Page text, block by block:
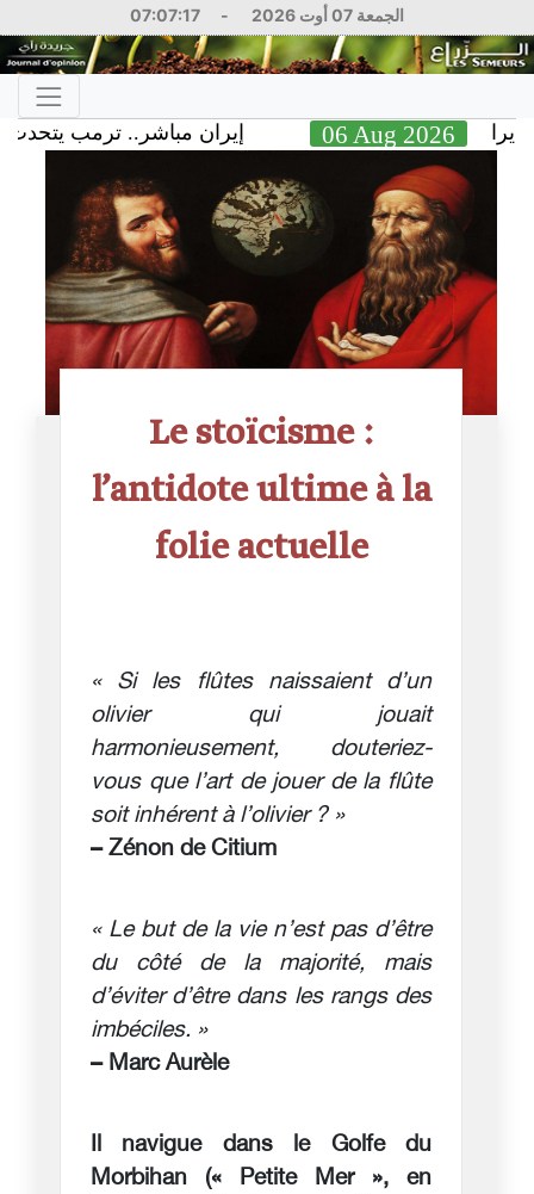
الجمعة 07 أوت 2026 -
07:07:18
إيران مباشر.. ترمب يتحدث عن 06 Aug
Le stoïcisme :
l’antidote ultime à la
folie actuelle
« Si les flûtes naissaient d’un
olivier qui jouait
harmonieusement, douteriez-
vous que l’art de jouer de la flûte
soit inhérent à l’olivier ? »
– Zénon de Citium
« Le but de la vie n’est pas d’être
du côté de la majorité, mais
d’éviter d’être dans les rangs des
imbéciles. »
– Marc Aurèle
Il navigue dans le Golfe du
Morbihan (« Petite Mer », en